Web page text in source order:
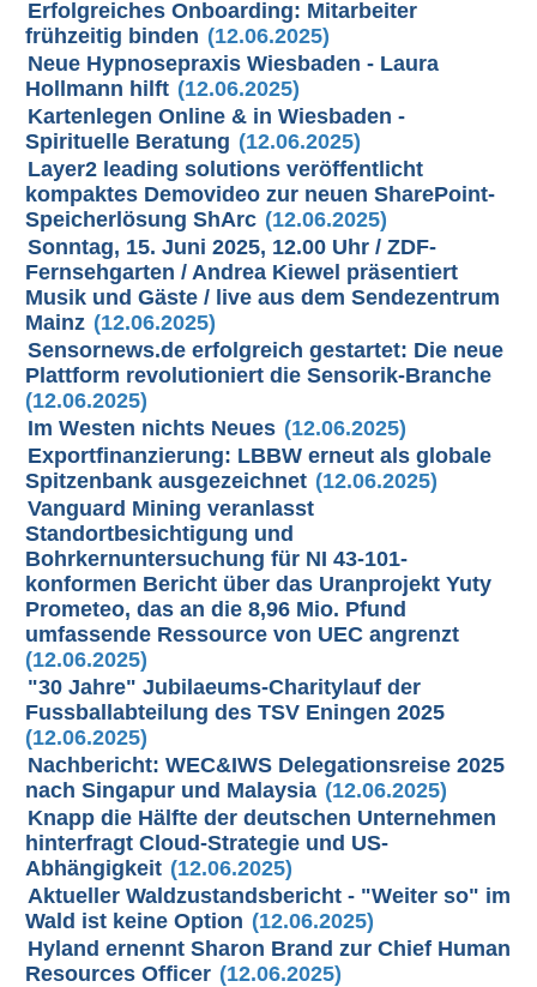
Erfolgreiches Onboarding: Mitarbeiter
frühzeitig binden (12.06.2025)
Neue Hypnosepraxis Wiesbaden - Laura
Hollmann hilft (12.06.2025)
Kartenlegen Online & in Wiesbaden -
Spirituelle Beratung (12.06.2025)
Layer2 leading solutions veröffentlicht
kompaktes Demovideo zur neuen SharePoint-
Speicherlösung ShArc (12.06.2025)
Sonntag, 15. Juni 2025, 12.00 Uhr / ZDF-
Fernsehgarten / Andrea Kiewel präsentiert
Musik und Gäste / live aus dem Sendezentrum
Mainz (12.06.2025)
Sensornews.de erfolgreich gestartet: Die neue
Plattform revolutioniert die Sensorik-Branche
(12.06.2025)
Im Westen nichts Neues (12.06.2025)
Exportfinanzierung: LBBW erneut als globale
Spitzenbank ausgezeichnet (12.06.2025)
Vanguard Mining veranlasst
Standortbesichtigung und
Bohrkernuntersuchung für NI 43-101-
konformen Bericht über das Uranprojekt Yuty
Prometeo, das an die 8,96 Mio. Pfund
umfassende Ressource von UEC angrenzt
(12.06.2025)
"30 Jahre" Jubilaeums-Charitylauf der
Fussballabteilung des TSV Eningen 2025
(12.06.2025)
Nachbericht: WEC&IWS Delegationsreise 2025
nach Singapur und Malaysia (12.06.2025)
Knapp die Hälfte der deutschen Unternehmen
hinterfragt Cloud-Strategie und US-
Abhängigkeit (12.06.2025)
Aktueller Waldzustandsbericht - "Weiter so" im
Wald ist keine Option (12.06.2025)
Hyland ernennt Sharon Brand zur Chief Human
Resources Officer (12.06.2025)